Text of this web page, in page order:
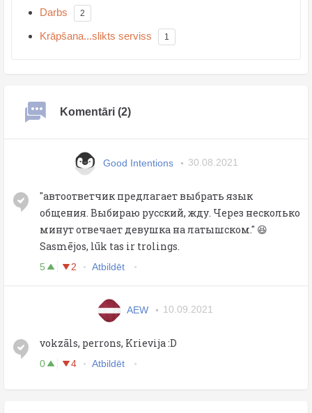
Darbs 2
Krāpšana...slikts serviss 1
Komentāri (2)
Good Intentions 30.08.2021
"автоответчик предлагает выбрать язык
общения. Выбираю русский, жду. Через несколько
минут отвечает девушка на латышском." 😆
Sasmējos, lūk tas ir trolings.
5 2 Atbildēt
AEW 10.09.2021
vokzāls, perrons, Krievija :D
0 4 Atbildēt